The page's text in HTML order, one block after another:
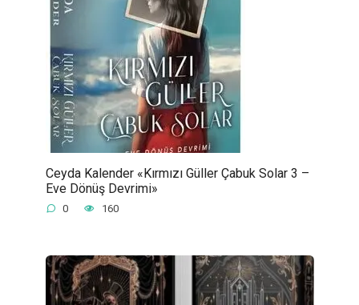
Ceyda Kalender «Kırmızı Güller Çabuk Solar 3 –
Eve Dönüş Devrimi»
0 160